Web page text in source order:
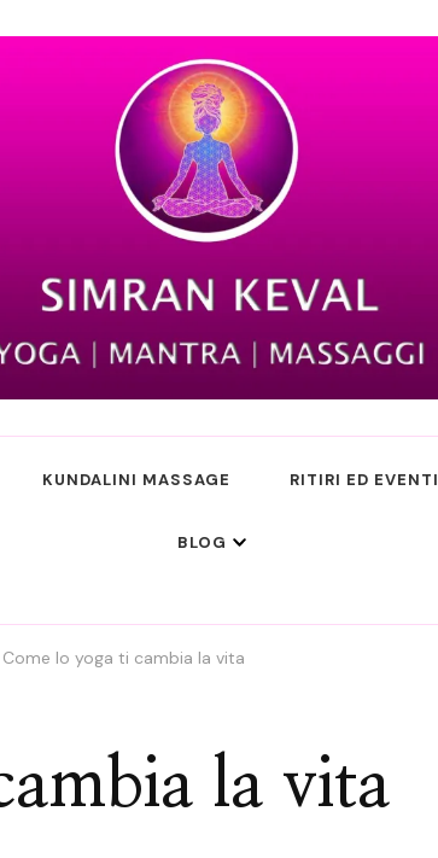
KUNDALINI MASSAGE RITIRI ED EVENTI
BLOG
Come lo yoga ti cambia la vita
la vita